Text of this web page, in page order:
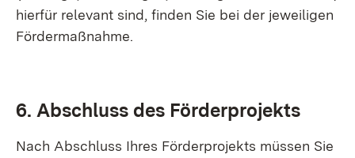
hierfür relevant sind, finden Sie bei der jeweiligen
Fördermaßnahme.
6. Abschluss des Förderprojekts
Nach Abschluss Ihres Förderprojekts müssen Sie